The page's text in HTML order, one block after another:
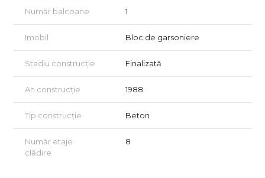
Număr balcoane 1
Imobil Bloc de garsoniere
Stadiu construcție Finalizată
An construcție 1988
Tip construcție Beton
Număr etaje
clădire
8